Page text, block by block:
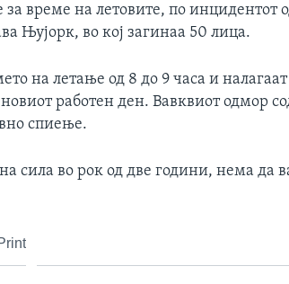
време на летовите, по инцидентот
Њујорк, во кој загинаа 50 лица.
на летање од 8 до 9 часа и налагаат
работен ден. Вавквиот одмор
спиење.
сила во рок од две години, нема да